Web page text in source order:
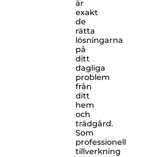
är
exakt
de
rätta
lösningarna
på
ditt
dagliga
problem
från
ditt
hem
och
trädgård.
Som
professionell
tillverkning